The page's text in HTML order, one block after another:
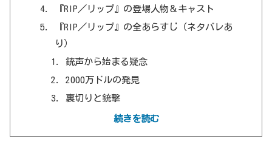
『RIP／リップ』の登場人物＆キャスト
『RIP／リップ』の全あらすじ（ネタバレあ
り）
銃声から始まる疑念
2000万ドルの発見
裏切りと銃撃
『RIP／リップ』の見どころ・考察（ネタバレ
続きを読む